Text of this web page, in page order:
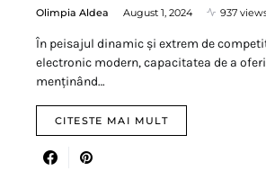
Olimpia Aldea August 1, 2024 937
În peisajul dinamic și extrem de
electronic modern, capacitatea de a
menținând…
CITESTE MAI MULT